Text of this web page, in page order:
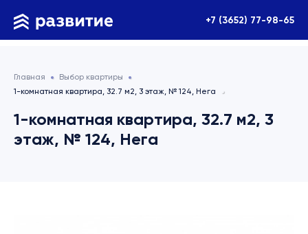
+7 (3652) 77-98-65
Главная
Выбор квартиры
1-комнатная квартира, 32.7 м2, 3 этаж, № 124, Нега
1-комнатная квартира, 32.7 м2, 3
этаж, № 124, Нега